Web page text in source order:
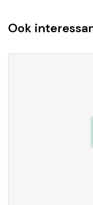
Ook